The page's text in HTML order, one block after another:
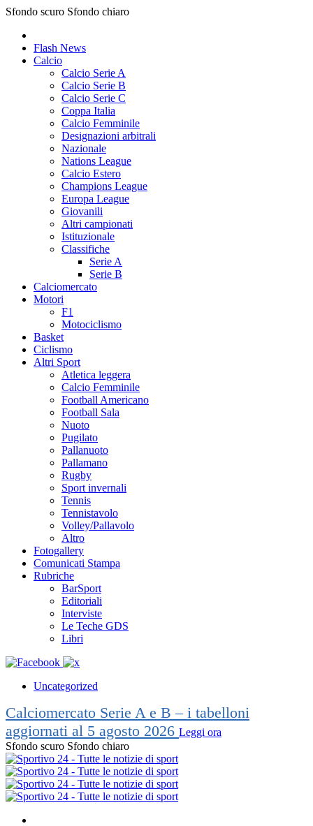
Sfondo scuro Sfondo chiaro
Flash News
Calcio
Calcio Serie A
Calcio Serie B
Calcio Serie C
Coppa Italia
Calcio Femminile
Designazioni arbitrali
Nazionale
Nations League
Calcio Estero
Champions League
Europa League
Giovanili
Altri campionati
Istituzionale
Classifiche
Serie A
Serie B
Calciomercato
Motori
F1
Motociclismo
Basket
Ciclismo
Altri Sport
Atletica leggera
Calcio Femminile
Football Americano
Football Sala
Nuoto
Pugilato
Pallanuoto
Pallamano
Rugby
Sport invernali
Tennis
Tennistavolo
Volley/Pallavolo
Altro
Fotogallery
Comunicati Stampa
Rubriche
BarSport
Editoriali
Interviste
Le Teche GDS
Libri
Uncategorized
Calciomercato Serie A e B – i tabelloni
aggiornati al 5 agosto 2026 Leggi ora
Sfondo scuro Sfondo chiaro